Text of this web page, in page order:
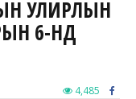
УЛИРЛЫН
6-НД
4,485